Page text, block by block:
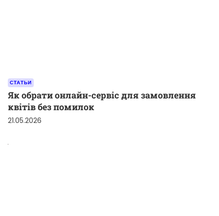
СТАТЬИ
Як обрати онлайн-сервіс для замовлення
квітів без помилок
21.05.2026